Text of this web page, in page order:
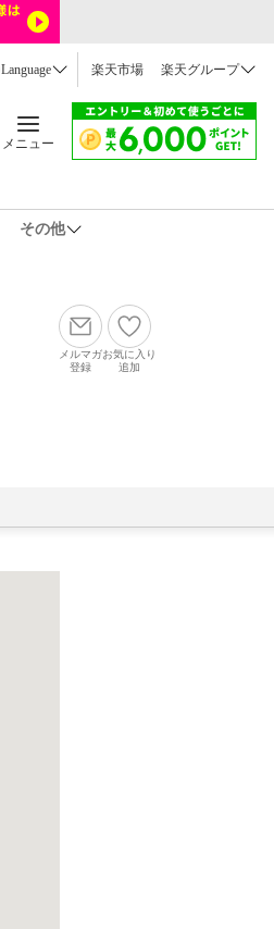
Language 楽天市場 楽天グループ
メニュー
その他
メルマガ
登録
お気に入り
追加